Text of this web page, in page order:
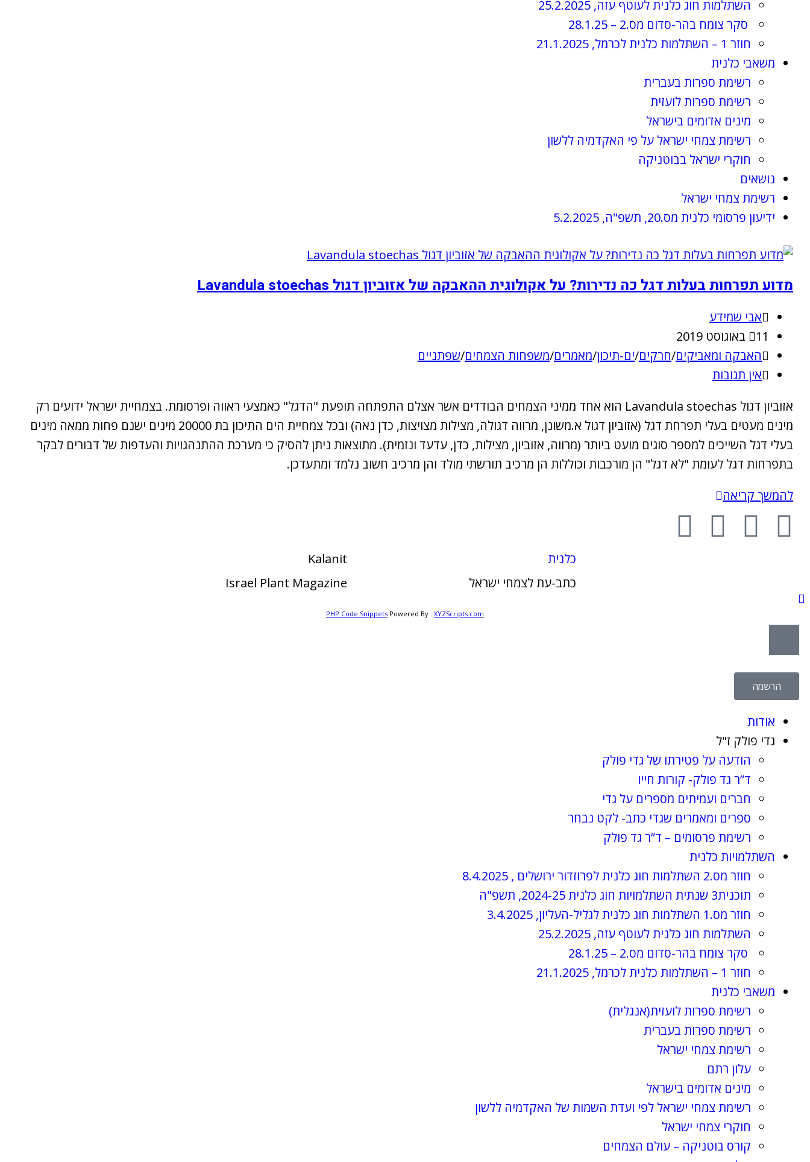
השתלמות חוג כלנית לעוטף עזה, 25.2.2025
סקר צומח בהר-סדום מס.2 – 28.1.25
חוזר 1 – השתלמות כלנית לכרמל, 21.1.2025
משאבי כלנית
רשימת ספרות בעברית
רשימת ספרות לועזית
מינים אדומים בישראל
רשימת צמחי ישראל על פי האקדמיה ללשון
חוקרי ישראל בבוטניקה
נושאים
רשימת צמחי ישראל
ידיעון פרסומי כלנית מס.20, תשפ"ה, 5.2.2025
מדוע תפרחות בעלות דגל כה נדירות? על אקולוגית ההאבקה של אזוביון דגול Lavandula stoechas
אבי שמידע
11 באוגוסט 2019
האבקה ומאביקים/חרקים/ים-תיכון/מאמרים/משפחות הצמחים/שפתניים
אין תגובות
אזוביון דגול Lavandula stoechas הוא אחד ממיני הצמחים הבודדים אשר אצלם התפתחה תופעת "הדגל" כאמצעי ראווה ופרסומת. בצמחיית ישראל ידועים רק
מינים מעטים בעלי תפרחת דגל (אזוביון דגול א.משונן, מרווה דגולה, מצילות מצויצות, כדן נאה) ובכל צמחיית הים התיכון בת 20000 מינים ישנם פחות ממאה מינים
בעלי דגל השייכים למספר סוגים מועט ביותר (מרווה, אזוביון, מצילות, כדן, עדעד ונזמית). מתוצאות ניתן להסיק כי מערכת ההתנהגויות והעדפות של דבורים לבקר
בתפרחות דגל לעומת "לא דגל" הן מורכבות וכוללות הן מרכיב תורשתי מולד והן מרכיב חשוב נלמד ומתעדכן.
להמשך קריאה
כלנית
כתב-עת לצמחי ישראל
Kalanit
Israel Plant Magazine
PHP Code Snippets Powered By : XYZScripts.com
הרשמה
אודות
גדי פולק ז"ל
הודעה על פטירתו של גדי פולק
ד”ר גד פולק- קורות חייו
חברים ועמיתים מספרים על גדי
ספרים ומאמרים שגדי כתב- לקט נבחר
רשימת פרסומים – ד”ר גד פולק
השתלמויות כלנית
חוזר מס.2 השתלמות חוג כלנית לפרוזדור ירושלים , 8.4.2025
תוכנית3 שנתית השתלמויות חוג כלנית 2024-25, תשפ"ה
חוזר מס.1 השתלמות חוג כלנית לגליל-העליון, 3.4.2025
השתלמות חוג כלנית לעוטף עזה, 25.2.2025
סקר צומח בהר-סדום מס.2 – 28.1.25
חוזר 1 – השתלמות כלנית לכרמל, 21.1.2025
משאבי כלנית
רשימת ספרות לועזית(אנגלית)
רשימת ספרות בעברית
רשימת צמחי ישראל
עלון רתם
מינים אדומים בישראל
רשימת צמחי ישראל לפי ועדת השמות של האקדמיה ללשון
חוקרי צמחי ישראל
קורס בוטניקה – עולם הצמחים